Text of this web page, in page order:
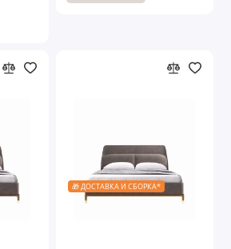
🎁 ДОСТАВКА И СБОРКА*